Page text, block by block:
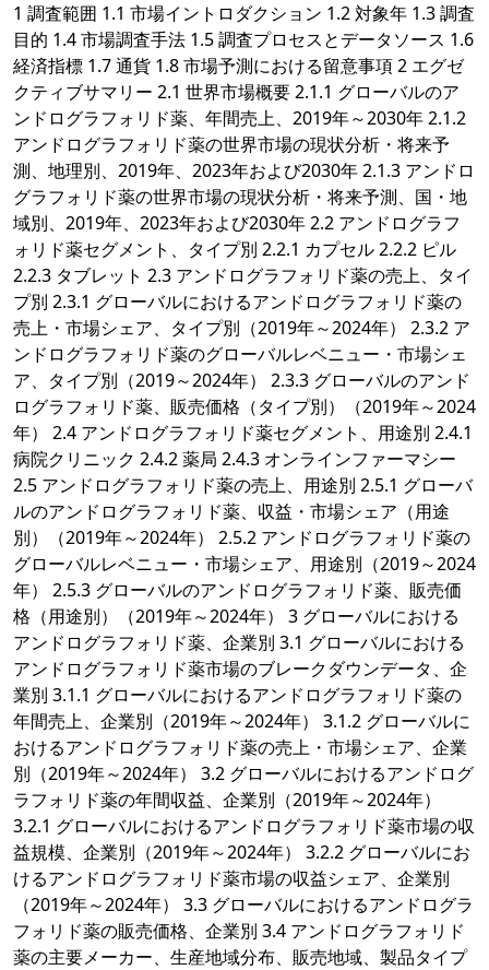
1 調査範囲 1.1 市場イントロダクション 1.2 対象年 1.3 調査
目的 1.4 市場調査手法 1.5 調査プロセスとデータソース 1.6
経済指標 1.7 通貨 1.8 市場予測における留意事項 2 エグゼ
クティブサマリー 2.1 世界市場概要 2.1.1 グローバルのア
ンドログラフォリド薬、年間売上、2019年～2030年 2.1.2
アンドログラフォリド薬の世界市場の現状分析・将来予
測、地理別、2019年、2023年および2030年 2.1.3 アンドロ
グラフォリド薬の世界市場の現状分析・将来予測、国・地
域別、2019年、2023年および2030年 2.2 アンドログラフ
ォリド薬セグメント、タイプ別 2.2.1 カプセル 2.2.2 ピル
2.2.3 タブレット 2.3 アンドログラフォリド薬の売上、タイ
プ別 2.3.1 グローバルにおけるアンドログラフォリド薬の
売上・市場シェア、タイプ別（2019年～2024年） 2.3.2 ア
ンドログラフォリド薬のグローバルレベニュー・市場シェ
ア、タイプ別（2019～2024年） 2.3.3 グローバルのアンド
ログラフォリド薬、販売価格（タイプ別）（2019年～2024
年） 2.4 アンドログラフォリド薬セグメント、用途別 2.4.1
病院クリニック 2.4.2 薬局 2.4.3 オンラインファーマシー
2.5 アンドログラフォリド薬の売上、用途別 2.5.1 グローバ
ルのアンドログラフォリド薬、収益・市場シェア（用途
別）（2019年～2024年） 2.5.2 アンドログラフォリド薬の
グローバルレベニュー・市場シェア、用途別（2019～2024
年） 2.5.3 グローバルのアンドログラフォリド薬、販売価
格（用途別）（2019年～2024年） 3 グローバルにおける
アンドログラフォリド薬、企業別 3.1 グローバルにおける
アンドログラフォリド薬市場のブレークダウンデータ、企
業別 3.1.1 グローバルにおけるアンドログラフォリド薬の
年間売上、企業別（2019年～2024年） 3.1.2 グローバルに
おけるアンドログラフォリド薬の売上・市場シェア、企業
別（2019年～2024年） 3.2 グローバルにおけるアンドログ
ラフォリド薬の年間収益、企業別（2019年～2024年）
3.2.1 グローバルにおけるアンドログラフォリド薬市場の収
益規模、企業別（2019年～2024年） 3.2.2 グローバルにお
けるアンドログラフォリド薬市場の収益シェア、企業別
（2019年～2024年） 3.3 グローバルにおけるアンドログラ
フォリド薬の販売価格、企業別 3.4 アンドログラフォリド
薬の主要メーカー、生産地域分布、販売地域、製品タイプ